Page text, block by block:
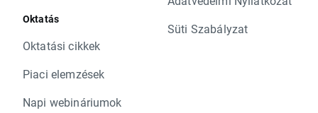
Oktatás
Oktatási cikkek
Piaci elemzések
Napi webináriumok
Süti Szabályzat